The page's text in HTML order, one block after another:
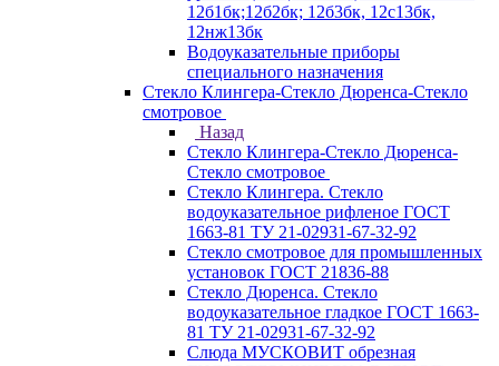
12б1бк;12б2бк; 12б3бк, 12с13бк,
12нж13бк
Водоуказательные приборы
специального назначения
Стекло Клингера-Стекло Дюренса-Стекло
смотровое
Назад
Стекло Клингера-Стекло Дюренса-
Стекло смотровое
Стекло Клингера. Стекло
водоуказательное рифленое ГОСТ
1663-81 ТУ 21-02931-67-32-92
Стекло смотровое для промышленных
установок ГОСТ 21836-88
Стекло Дюренса. Стекло
водоуказательное гладкое ГОСТ 1663-
81 ТУ 21-02931-67-32-92
Слюда МУСКОВИТ обрезная